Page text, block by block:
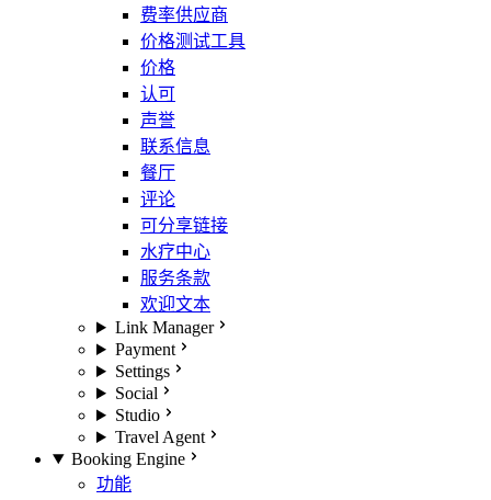
费率供应商
价格测试工具
价格
认可
声誉
联系信息
餐厅
评论
可分享链接
水疗中心
服务条款
欢迎文本
Link Manager
Payment
Settings
Social
Studio
Travel Agent
Booking Engine
功能